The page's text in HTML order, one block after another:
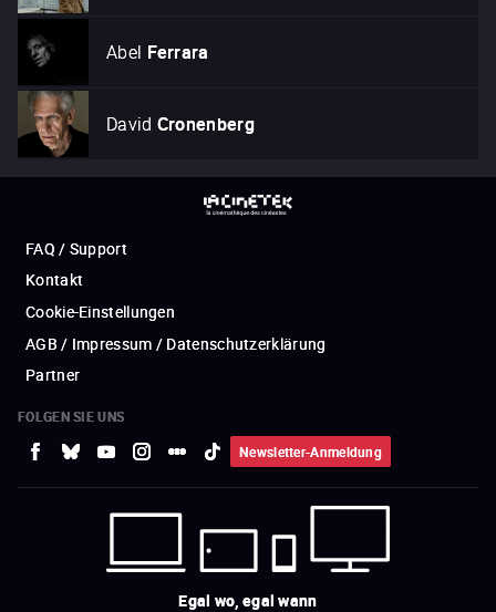
Abel Ferrara
David Cronenberg
FAQ / Support
Kontakt
Cookie-Einstellungen
AGB / Impressum / Datenschutzerklärung
Partner
FOLGEN SIE UNS
Newsletter-Anmeldung
Egal wo, egal wann